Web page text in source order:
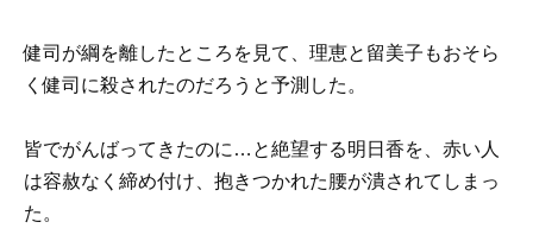
健司が綱を離したところを見て、理恵と留美子もおそら
く健司に殺されたのだろうと予測した。
皆でがんばってきたのに…と絶望する明日香を、赤い人
は容赦なく締め付け、抱きつかれた腰が潰されてしまっ
た。